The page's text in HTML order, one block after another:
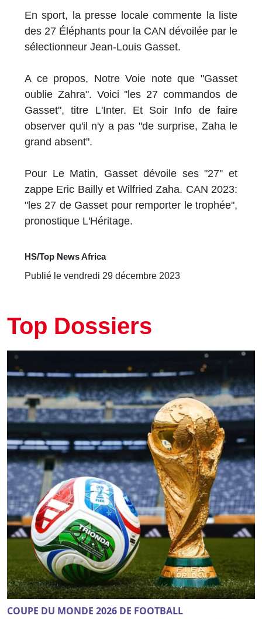
En sport, la presse locale commente la liste
des 27 Éléphants pour la CAN dévoilée par le
sélectionneur Jean-Louis Gasset.
A ce propos, Notre Voie note que "Gasset
oublie Zahra". Voici ''les 27 commandos de
Gasset", titre L'Inter. Et Soir Info de faire
observer qu'il n'y a pas "de surprise, Zaha le
grand absent".
Pour Le Matin, Gasset dévoile ses "27'' et
zappe Eric Bailly et Wilfried Zaha. CAN 2023:
"les 27 de Gasset pour remporter le trophée",
pronostique L'Héritage.
HS/Top News Africa
Publié le vendredi 29 décembre 2023
Top Dossiers
COUPE DU MONDE 2026 DE FOOTBALL